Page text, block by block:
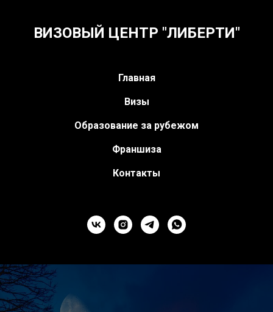
ВИЗОВЫЙ ЦЕНТР "ЛИБЕРТИ"
Главная
Визы
Образование за рубежом
Франшиза
Контакты